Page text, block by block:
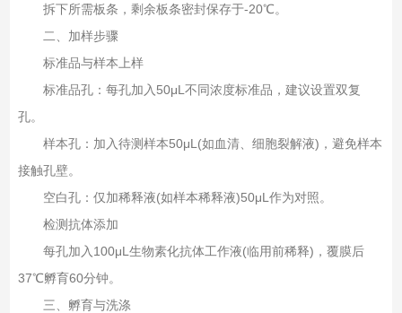
拆下所需板条，剩余板条密封保存于-20℃‌。
二、加样步骤‌
标准品与样本上样‌
标准品孔：每孔加入50μL不同浓度标准品，建议设置双复
孔‌。
样本孔：加入待测样本50μL(如血清、细胞裂解液)，避免样本
接触孔壁‌。
空白孔：仅加稀释液(如样本稀释液)50μL作为对照‌。
检测抗体添加‌
每孔加入100μL生物素化抗体工作液(临用前稀释)，覆膜后
37℃孵育60分钟‌。
三、孵育与洗涤‌